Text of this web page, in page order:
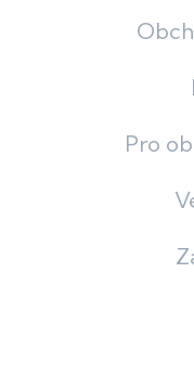
Pro